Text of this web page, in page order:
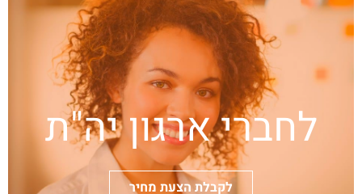
לחברי ארגון יה"ת
לקבלת הצעת מחיר